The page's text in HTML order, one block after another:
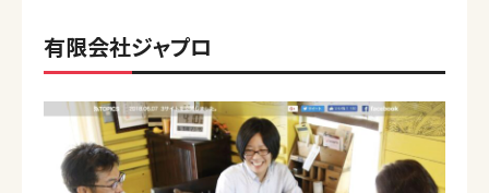
有限会社ジャプロ